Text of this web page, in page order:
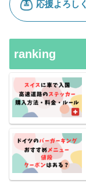
ranking